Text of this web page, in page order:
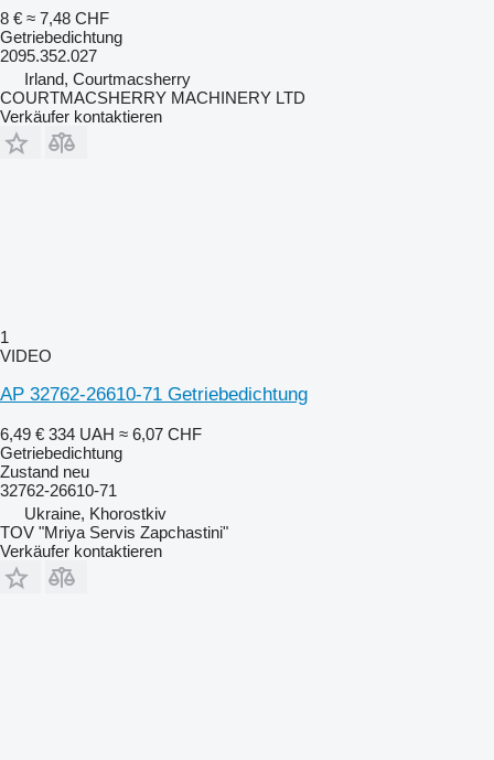
8 € ≈ 7,48 CHF
Getriebedichtung
2095.352.027
Irland, Courtmacsherry
COURTMACSHERRY MACHINERY LTD
Verkäufer kontaktieren
1
VIDEO
AP 32762-26610-71 Getriebedichtung
6,49 € 334 UAH ≈ 6,07 CHF
Getriebedichtung
Zustand neu
32762-26610-71
Ukraine, Khorostkiv
TOV "Mriya Servis Zapchastini"
Verkäufer kontaktieren